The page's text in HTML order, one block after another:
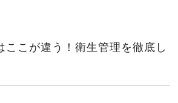
ここが違う！衛生管理を徹底し